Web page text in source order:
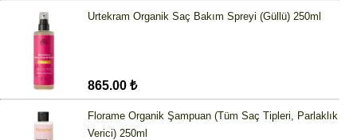
Urtekram Organik Saç Bakım Spreyi (Güllü) 250ml
865.00 ₺
Florame Organik Şampuan (Tüm Saç Tipleri, Parlaklık
Verici) 250ml